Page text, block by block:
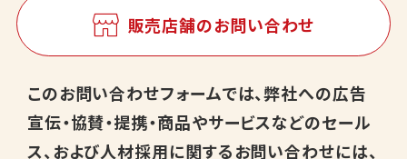
販売店舗のお問い合わせ
このお問い合わせフォームでは、弊社への広告
宣伝・協賛・提携・商品やサービスなどのセール
ス、および人材採用に関するお問い合わせには、